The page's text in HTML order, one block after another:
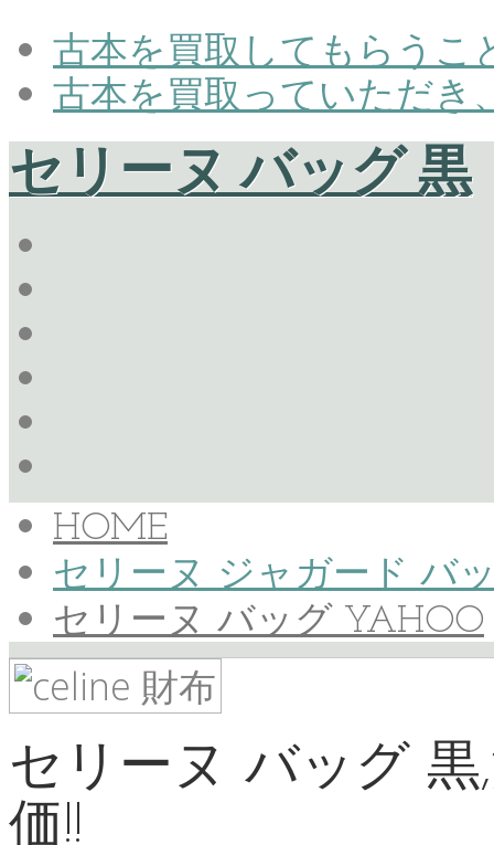
古本を買取してもらうこ
古本を買取っていただき
セリーヌ バッグ 黒
HOME
セリーヌ ジャガード バ
セリーヌ バッグ YAHOO
セリーヌ バッグ
価!!